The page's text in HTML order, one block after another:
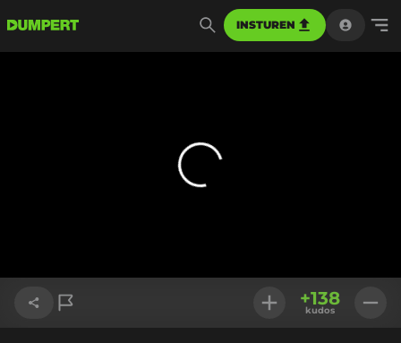
INSTUREN
+138
kudos